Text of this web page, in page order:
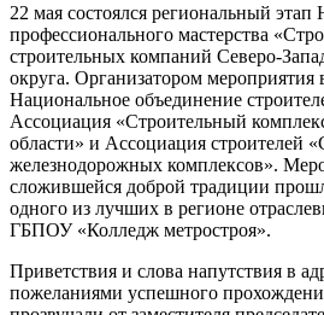
22 мая состоялся региональный этап
профессионального мастерства
строительных компаний Северо-
округа. Организатором мероприятия
Национальное объединение
Ассоциация «Строительный
области» и Ассоциация строителей
железнодорожных комплексов».
сложившейся доброй традиции
одного из лучших в регионе
ГБПОУ «Колледж метростроя».
Приветствия и слова напутствия в
пожеланиями успешного